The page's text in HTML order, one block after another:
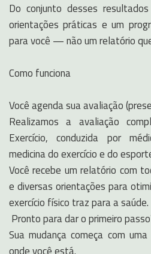
Do conjunto desses
orientações práticas e um
para você — não um relatório
Como funciona
Você agenda sua avaliação
Realizamos a avaliação
Exercício, conduzida por
medicina do exercício e do
Você recebe um relatório com
e diversas orientações para
exercício físico traz para a saúde.
Pronto para dar o primeiro
Sua mudança começa com